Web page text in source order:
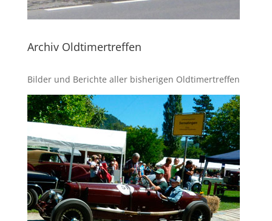
Archiv Oldtimertreffen
Bilder und Berichte aller bisherigen Oldtimertreffen